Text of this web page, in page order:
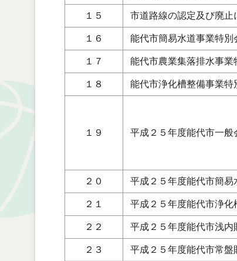
１５ 市道路線の認定及び廃止
１６ 能代市簡易水道事業特別
１７ 能代市農業集落排水事業
１８ 能代市浄化槽整備事業特
１９ 平成２５年度能代市一般
２０ 平成２５年度能代市簡
２１ 平成２５年度能代市浄
２２ 平成２５年度能代市浅
２３ 平成２５年度能代市常